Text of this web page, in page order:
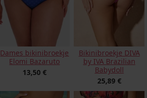
Dames bikinibroekje
Elomi Bazaruto
13,50 €
Bikinibroekje DIVA
by IVA Brazilian
Babydoll
25,89 €